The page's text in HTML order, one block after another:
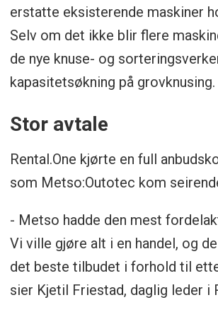
erstatte eksisterende maskiner
Selv om det ikke blir flere
de nye knuse- og
kapasitetsøkning på grovknusing.
Stor avtale
Rental.One kjørte en full
som Metso:Outotec kom
- Metso hadde den mest
Vi ville gjøre alt i en handel, og
det beste tilbudet i forhold til
sier Kjetil Friestad, daglig leder i